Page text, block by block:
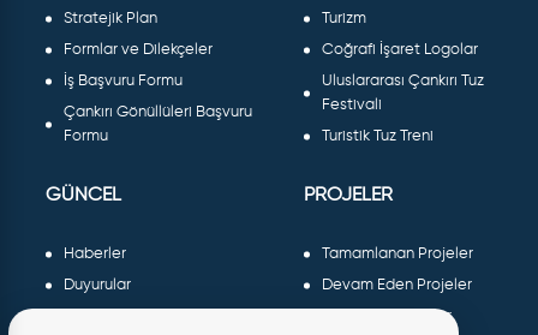
Stratejik Plan
Formlar ve Dilekçeler
İş Başvuru Formu
Çankırı Gönüllüleri Başvuru
Formu
Turizm
Coğrafi İşaret Logolar
Uluslararası Çankırı Tuz
Festivali
Turistik Tuz Treni
GÜNCEL
Haberler
Duyurular
PROJELER
Tamamlanan Projeler
Devam Eden Projeler
Planlanan Projeler